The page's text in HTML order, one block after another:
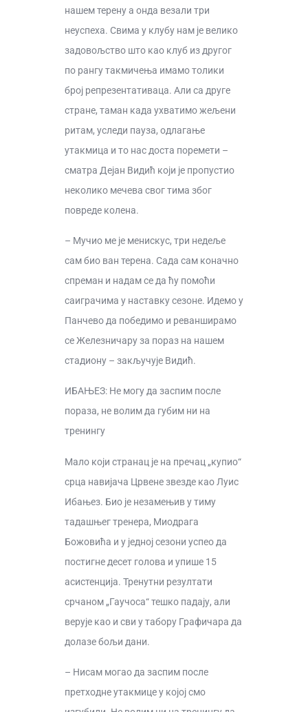
нашем терену а онда везали три
неуспеха. Свима у клубу нам је велико
задовољство што као клуб из другог
по рангу такмичења имамо толики
број репрезентативаца. Али са друге
стране, таман када ухватимо жељени
ритам, уследи пауза, одлагање
утакмица и то нас доста поремети –
сматра Дејан Видић који је пропустио
неколико мечева свог тима због
повреде колена.
– Мучио ме је менискус, три недеље
сам био ван терена. Сада сам коначно
спреман и надам се да ћу помоћи
саиграчима у наставку сезоне. Идемо у
Панчево да победимо и реванширамо
се Железничару за пораз на нашем
стадиону – закључује Видић.
ИБАЊЕЗ: Не могу да заспим после
пораза, не волим да губим ни на
тренингу
Мало који странац је на пречац „купио“
срца навијача Црвене звезде као Луис
Ибањез. Био је незамењив у тиму
тадашњег тренера, Миодрага
Божовића и у једној сезони успео да
постигне десет голова и упише 15
асистенција. Тренутни резултати
срчаном „Гаучоса“ тешко падају, али
верује као и сви у табору Графичара да
долазе бољи дани.
– Нисам могао да заспим после
претходне утакмице у којој смо